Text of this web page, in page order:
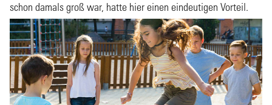
schon damals groß war, hatte hier einen eindeutigen Vorteil.